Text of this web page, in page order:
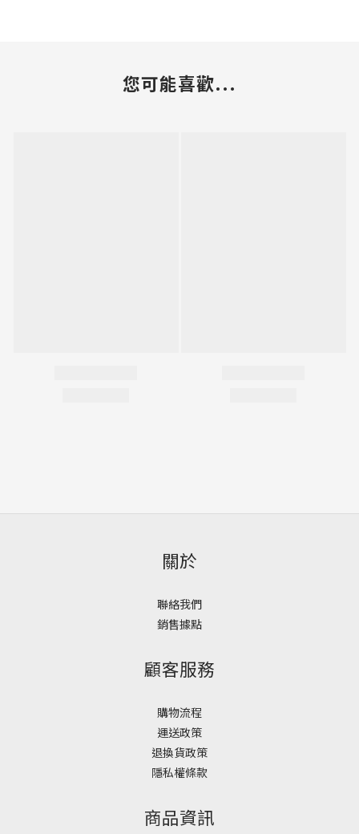
您可能喜歡...
關於
聯絡我們
銷售據點
顧客服務
購物流程
運送政策
退換貨政策
隱私權條款
商品資訊